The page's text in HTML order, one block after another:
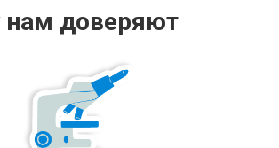
нам доверяют